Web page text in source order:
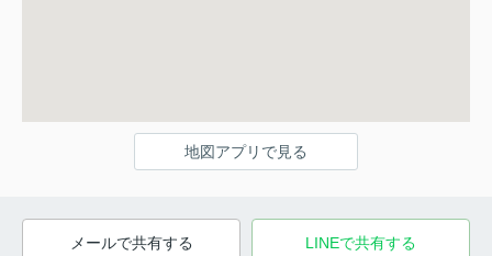
地図アプリで見る
メールで共有する LINEで共有する